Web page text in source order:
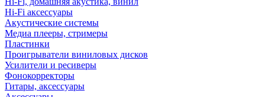
Hi-Fi аксессуары
Акустические системы
Медиа плееры, стримеры
Пластинки
Проигрыватели виниловых дисков
Усилители и ресиверы
Фонокорректоры
Гитары, аксессуары